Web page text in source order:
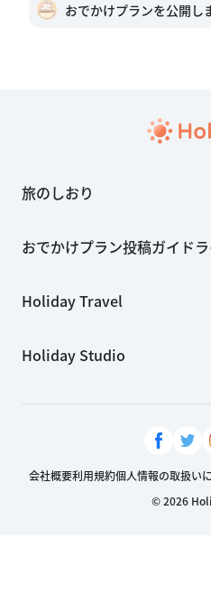
おでかけプランを公開し
旅のしおり
おでかけプラン投稿ガイド
Holiday Travel
Holiday Studio
会社概要利用規約個人情報の取扱い
© 2026